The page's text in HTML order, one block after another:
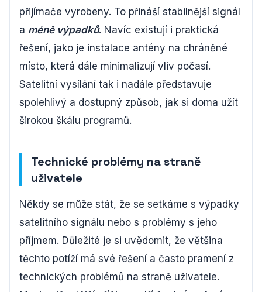
přijímače vyrobeny. To přináší stabilnější signál
a méně výpadků. Navíc existují i ​​praktická
řešení, jako je instalace antény na chráněné
místo, která dále minimalizují vliv počasí.
Satelitní vysílání tak i nadále představuje
spolehlivý a dostupný způsob, jak si doma užít
širokou škálu programů.
Technické problémy na straně
uživatele
Někdy se může stát, že se setkáme s výpadky
satelitního signálu nebo s problémy s jeho
příjmem. Důležité je si uvědomit, že většina
těchto potíží má své řešení a často pramení z
technických problémů na straně uživatele.